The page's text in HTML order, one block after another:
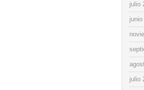
julio
julio